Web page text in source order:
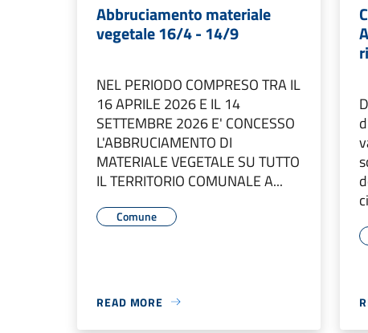
Abbruciamento materiale
vegetale 16/4 - 14/9
NEL PERIODO COMPRESO TRA IL
16 APRILE 2026 E IL 14
SETTEMBRE 2026 E' CONCESSO
L'ABBRUCIAMENTO DI
MATERIALE VEGETALE SU TUTTO
IL TERRITORIO COMUNALE A...
Comune
READ MORE